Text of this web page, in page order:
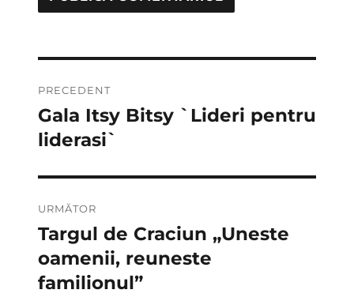
în
articole
PRECEDENT
Articolul
anterior:
Gala Itsy Bitsy `Lideri pentru
liderasi`
URMĂTOR
Articolul
următor:
Targul de Craciun „Uneste
oamenii, reuneste
familionul”